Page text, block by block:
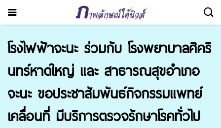
โรงไฟฟ้าจะนะ ร่วมกับ โรงพยาบาลศิคริ
นทร์หาดใหญ่ และ สาธารณสุขอำเภอ
จะนะ ขอประชาสัมพันธ์​กิจกรรมแพทย์
เคลื่อนที่ มีบริการตรวจรักษาโรคทั่วไป​